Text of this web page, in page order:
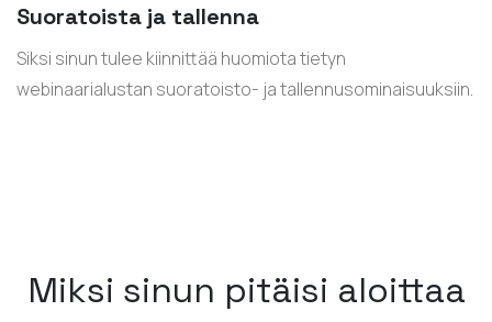
Suoratoista ja tallenna
Siksi sinun tulee kiinnittää huomiota tietyn
webinaarialustan suoratoisto- ja tallennusominaisuuksiin.
Miksi sinun pitäisi aloittaa